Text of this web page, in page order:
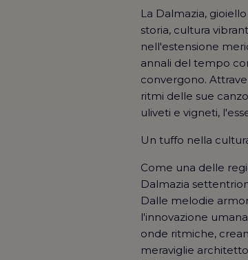
La Dalmazia,
storia, cultura
nell'estensione
annali del tempo
convergono.
ritmi delle sue
uliveti e vigneti,
Un tuffo nella
Come una delle
Dalmazia
Dalle melodie
l'innovazione
onde ritmiche,
meraviglie